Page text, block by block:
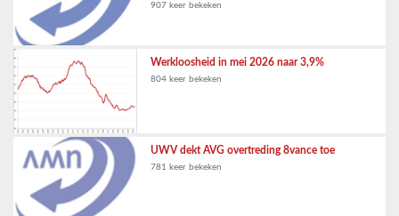
907 keer bekeken
Werkloosheid in mei 2026 naar 3,9%
804 keer bekeken
UWV dekt AVG overtreding 8vance toe
781 keer bekeken